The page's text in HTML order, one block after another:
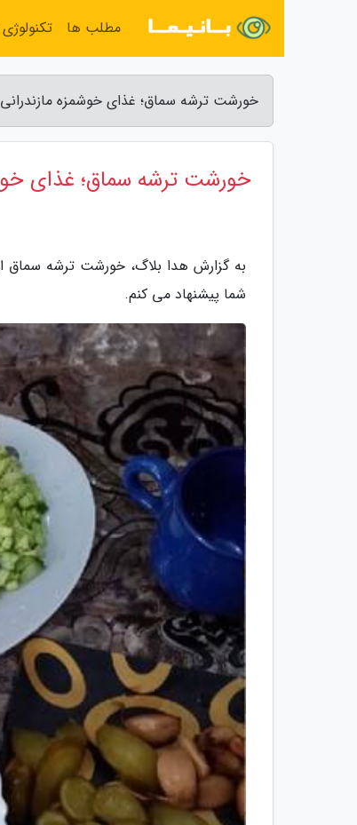
خورشت ترشه سماق؛ غذای خوشمزه
خورشت ترشه سماق؛ غذای
به گزارش هدا بلاگ، خورشت ترشه
شما پیشنهاد می کنم.
مطلب ها